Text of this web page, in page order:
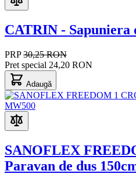
CATRIN - Sapuniera
PRP 30,25 RON
Pret special 24,20 RON
Adaugă
SANOFLEX
Paravan de dus